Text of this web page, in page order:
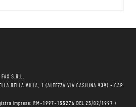
S.R.L.
BELLA VILLA, 1 (ALTEZZA VIA CASILINA 939) - CAP
imprese: RM-1997-155274 DEL 25/02/1997 /